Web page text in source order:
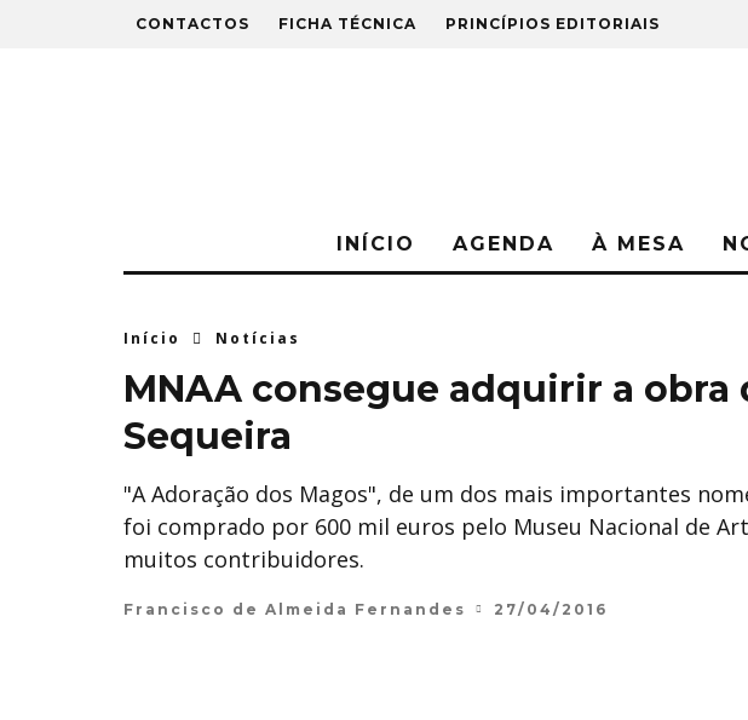
CONTACTOS FICHA TÉCNICA PRINCÍPIOS EDITORIAIS
INÍCIO AGENDA À MESA
Início Notícias
MNAA consegue adquirir a obra
Sequeira
"A Adoração dos Magos", de um dos mais importantes
foi comprado por 600 mil euros pelo Museu Nacional de
muitos contribuidores.
Francisco de Almeida Fernandes 27/04/2016